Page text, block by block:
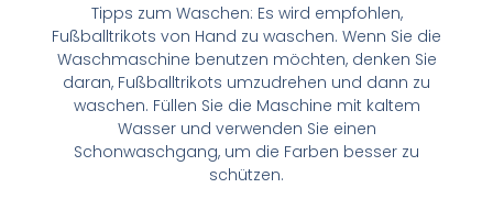
Tipps zum Waschen: Es wird empfohlen,
Fußballtrikots von Hand zu waschen. Wenn Sie die
Waschmaschine benutzen möchten, denken Sie
daran, Fußballtrikots umzudrehen und dann zu
waschen. Füllen Sie die Maschine mit kaltem
Wasser und verwenden Sie einen
Schonwaschgang, um die Farben besser zu
schützen.